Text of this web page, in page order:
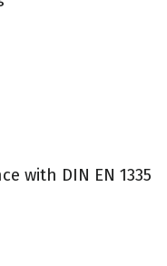
with DIN EN 1335